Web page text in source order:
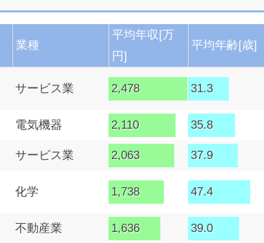
業種
平均年収[万
円]
平均年齢[歳]
サービス業 2,478 31.3
電気機器 2,110 35.8
サービス業 2,063 37.9
化学 1,738 47.4
不動産業 1,636 39.0